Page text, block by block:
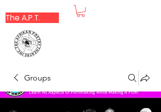
The A.P.T.
Groups